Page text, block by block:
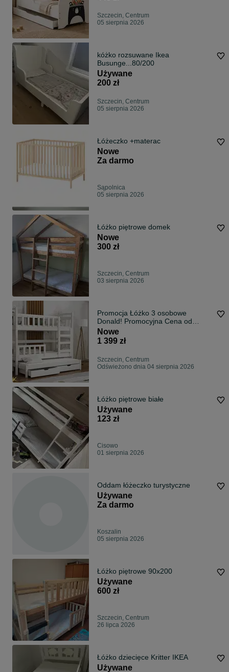
Szczecin, Centrum
05 sierpnia 2026
kóżko rozsuwane Ikea
Busunge...80/200
Używane
200 zł
Szczecin, Centrum
05 sierpnia 2026
Łóżeczko +materac
Nowe
Za darmo
Sąpolnica
05 sierpnia 2026
Łóżko piętrowe domek
Nowe
300 zł
Szczecin, Centrum
03 sierpnia 2026
Promocja Łóżko 3 osobowe
Donald! Promocyjna Cena od
Producenta ! ! !
Nowe
1 399 zł
Szczecin, Centrum
Odświeżono dnia 04 sierpnia 2026
Łóżko piętrowe białe
Używane
123 zł
Cisowo
01 sierpnia 2026
Oddam łóżeczko turystyczne
Używane
Za darmo
Koszalin
05 sierpnia 2026
Łóżko piętrowe 90x200
Używane
600 zł
Szczecin, Centrum
26 lipca 2026
Łóżko dziecięce Kritter IKEA
Używane